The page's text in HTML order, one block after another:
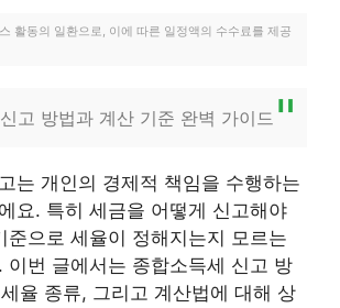
활동의 일환으로, 이에 따른 일정액의 수수료를 제공
고 방법과 계산 기준 완벽 가이드
는 개인의 경제적 책임을 수행하는
요. 특히 세금을 어떻게 신고해야
준으로 세율이 정해지는지 모르는
이번 글에서는 종합소득세 신고 방
율 종류, 그리고 계산법에 대해 상